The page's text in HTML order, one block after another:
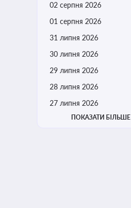
02 серпня 2026
01 серпня 2026
31 липня 2026
30 липня 2026
29 липня 2026
28 липня 2026
27 липня 2026
ПОКАЗАТИ БІЛЬШЕ